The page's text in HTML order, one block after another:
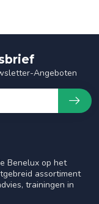
Benelux op het
assortiment
trainingen in
Angeboten